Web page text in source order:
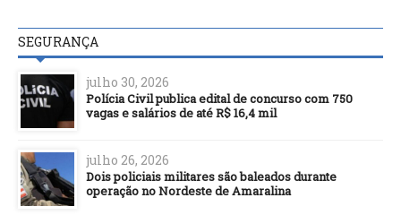
SEGURANÇA
julho 30, 2026
Polícia Civil publica edital de concurso com 750
vagas e salários de até R$ 16,4 mil
julho 26, 2026
Dois policiais militares são baleados durante
operação no Nordeste de Amaralina